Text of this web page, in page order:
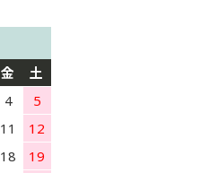
金
土
4
5
11
12
18
19